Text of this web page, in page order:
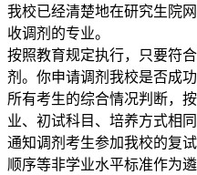
我校已经清楚地在研究生院
收调剂的专业。
按照教育规定执行，只要符
剂。你申请调剂我校是否成
所有考生的综合情况判断，
业、初试科目、培养方式相
通知调剂考生参加我校的复
顺序等非学业水平标准作为遴